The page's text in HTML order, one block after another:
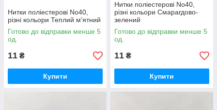
Нитки поліестерові No40,
різні кольори Теплий м'ятний
Готово до відправки менше 5
од.
11 ₴
Купити
Нитки поліестерові No40,
різні кольори Смарагдово-
зелений
Готово до відправки менше 5
од.
11 ₴
Купити